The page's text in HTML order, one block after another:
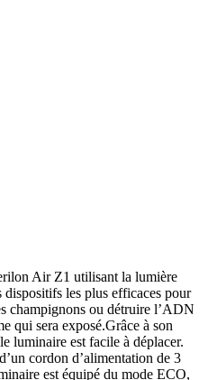
Air Z1 utilisant la lumière
les plus efficaces pour
champignons ou détruire l’ADN
qui sera exposé.Grâce à son
luminaire est facile à déplacer.
cordon d’alimentation de 3
est équipé du mode ECO,